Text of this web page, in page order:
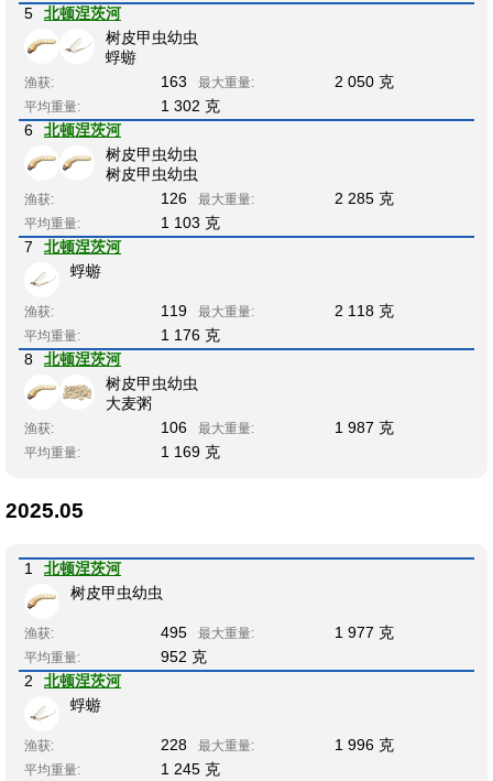
5
北顿涅茨河
树皮甲虫幼虫
蜉蝣
渔获: 163 最大重量: 2 050 克
平均重量:
1 302 克
6
北顿涅茨河
树皮甲虫幼虫
树皮甲虫幼虫
渔获: 126 最大重量: 2 285 克
平均重量:
1 103 克
7
北顿涅茨河
蜉蝣
渔获: 119 最大重量: 2 118 克
平均重量:
1 176 克
8
北顿涅茨河
树皮甲虫幼虫
大麦粥
渔获: 106 最大重量: 1 987 克
平均重量: 1 169 克
2025.05
1
北顿涅茨河
树皮甲虫幼虫
渔获: 495 最大重量: 1 977 克
平均重量:
952 克
2
北顿涅茨河
蜉蝣
渔获: 228 最大重量: 1 996 克
平均重量:
1 245 克